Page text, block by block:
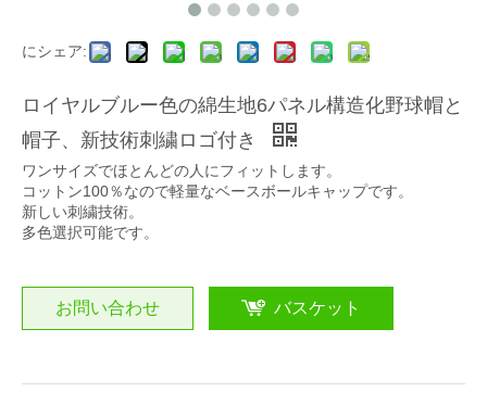
にシェア:
ロイヤルブルー色の綿生地6パネル構造化野球帽と
帽子、新技術刺繍ロゴ付き
ワンサイズでほとんどの人にフィットします。
コットン100％なので軽量なベースボールキャップです。
新しい刺繍技術。
多色選択可能です。
お問い合わせ バスケット